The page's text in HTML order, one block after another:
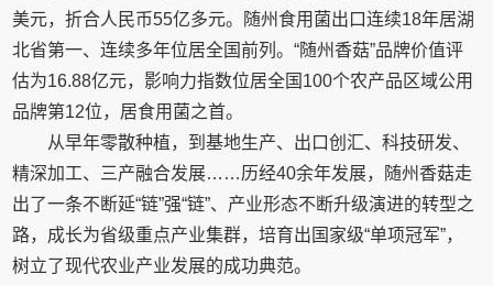
美元，折合人民币55亿多元。随州食用菌出口连续18年居湖
北省第一、连续多年位居全国前列。“随州香菇”品牌价值评
估为16.88亿元，影响力指数位居全国100个农产品区域公用
品牌第12位，居食用菌之首。
从早年零散种植，到基地生产、出口创汇、科技研发、
精深加工、三产融合发展……历经40余年发展，随州香菇走
出了一条不断延“链”强“链”、产业形态不断升级演进的转型之
路，成长为省级重点产业集群，培育出国家级“单项冠军”，
树立了现代农业产业发展的成功典范。